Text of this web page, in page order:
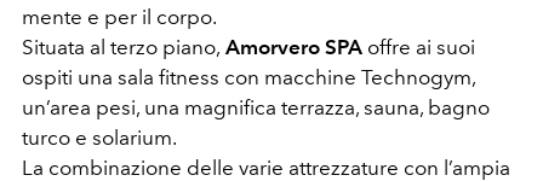
mente e per il corpo.
Situata al terzo piano, Amorvero SPA offre ai suoi
ospiti una sala fitness con macchine Technogym,
un’area pesi, una magnifica terrazza, sauna, bagno
turco e solarium.
La combinazione delle varie attrezzature con l’ampia